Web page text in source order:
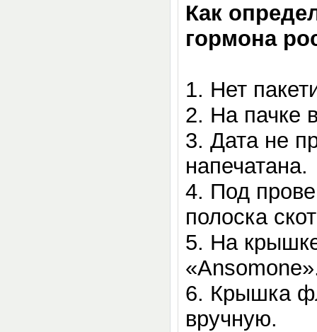
Как
гормона
1. Нет
2. На пачке
3. Дата не
напечатана.
4. Под
полоска
5. На
6. Крышка
вручную.